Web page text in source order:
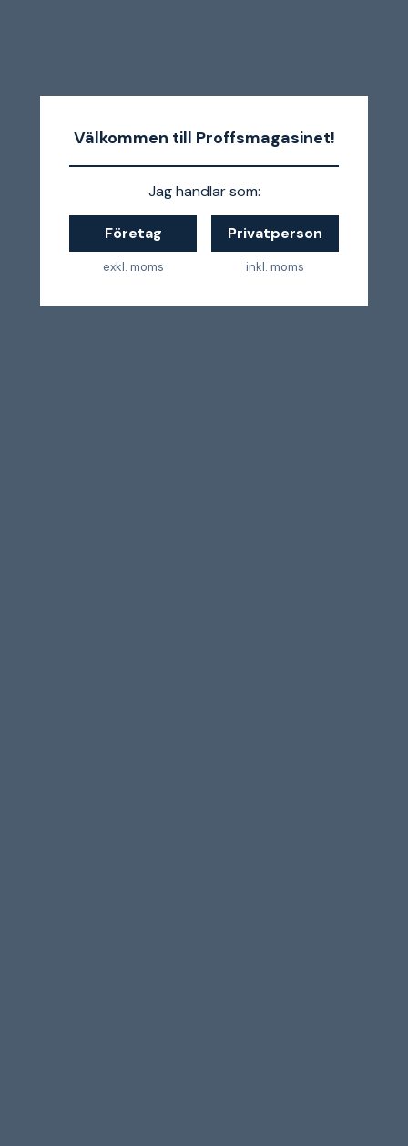
Välkommen till Proffsmagasinet!
Jag handlar som:
Företag
exkl. moms
Privatperson
inkl. moms